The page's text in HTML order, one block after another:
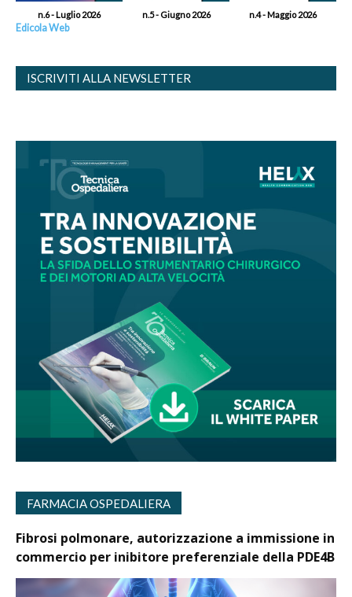
n.6 - Luglio 2026 n.5 - Giugno 2026 n.4 - Maggio 2026
Edicola Web
ISCRIVITI ALLA NEWSLETTER
FARMACIA OSPEDALIERA
Fibrosi polmonare, autorizzazione a immissione in
commercio per inibitore preferenziale della PDE4B